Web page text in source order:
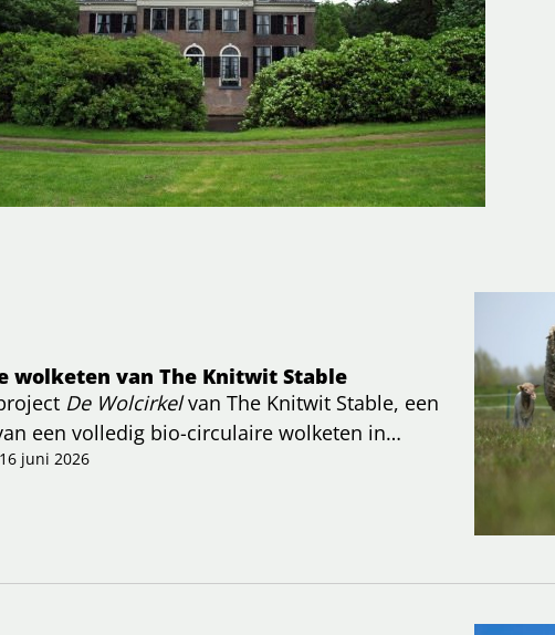
wolketen van The Knitwit Stable
De Wolcirkelvan The Knitwit Stable, een
een volledig bio-circulaire wolketen in
16 juni 2026